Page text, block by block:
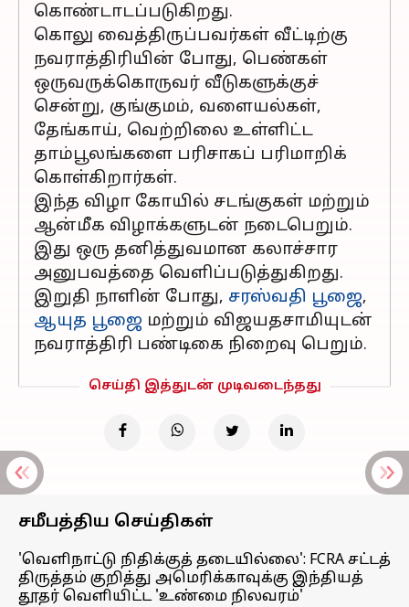
கொண்டாடப்படுகிறது.
கொலு வைத்திருப்பவர்கள் வீட்டிற்கு
நவராத்திரியின் போது, பெண்கள்
ஒருவருக்கொருவர் வீடுகளுக்குச்
சென்று, குங்குமம், வளையல்கள்,
தேங்காய், வெற்றிலை உள்ளிட்ட
தாம்பூலங்களை பரிசாகப் பரிமாறிக்
கொள்கிறார்கள்.
இந்த விழா கோயில் சடங்குகள் மற்றும்
ஆன்மீக விழாக்களுடன் நடைபெறும்.
இது ஒரு தனித்துவமான கலாச்சார
அனுபவத்தை வெளிப்படுத்துகிறது.
இறுதி நாளின் போது, சரஸ்வதி பூஜை,
ஆயுத பூஜை மற்றும் விஜயதசாமியுடன்
நவராத்திரி பண்டிகை நிறைவு பெறும்.
செய்தி இத்துடன் முடிவடைந்தது
சமீபத்திய செய்திகள்
'வெளிநாட்டு நிதிக்குத் தடையில்லை': FCRA சட்டத்
திருத்தம் குறித்து அமெரிக்காவுக்கு இந்தியத்
தூதர் வெளியிட்ட 'உண்மை நிலவரம்'